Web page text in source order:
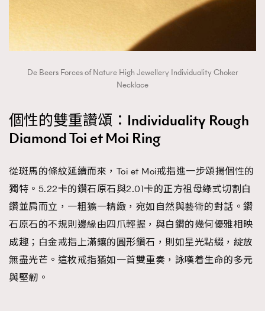
De Beers Forces of Nature High Jewellery Individuality Choker
Necklace
個性的雙重讚頌：Individuality Rough
Diamond Toi et Moi Ring
從斑馬的條紋延續而來，Toi et Moi戒指進一步頌揚個性的
獨特。5.22卡的鑽石原石與2.01卡的正方祖母綠式切割白
鑽並肩而立，一粗獷一精緻，宛如自然與藝術的對話。鑽
石原石的不規則邊緣由四爪輕握，與白鑽的幾何優雅相映
成趣；白金戒指上滿鑲的圓形鑽石，則如星光點綴，綻放
無盡光芒。這枚戒指猶如一首雙重奏，詠嘆着生命的多元
與堅韌。